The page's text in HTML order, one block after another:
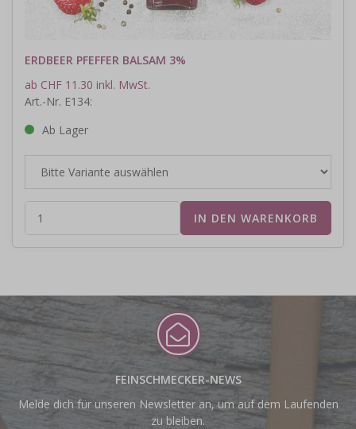
ERDBEER PFEFFER BALSAM 3%
ab CHF 11.30 inkl. MwSt.
Art.-Nr. E134:
Ab Lager
FEINSCHMECKER-NEWS
Melde dich für unseren Newsletter an, um auf dem Laufenden
zu bleiben.